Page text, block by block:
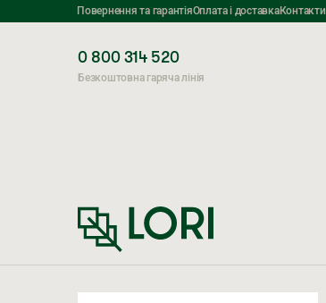
Повернення та гарантіяОплата і доставкаКонтакти
0 800 314 520
Безкоштовна гаряча лінія